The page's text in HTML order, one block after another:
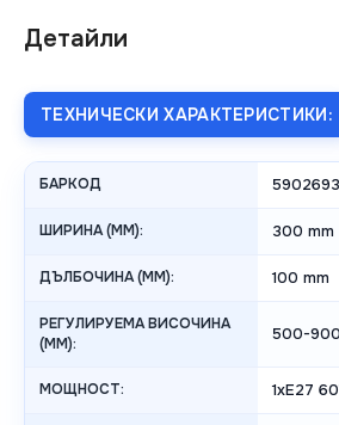
Детайли
ТЕХНИЧЕСКИ ХАРАКТЕРИСТИКИ:
БАРКОД
ШИРИНА (MM): 300 mm
ДЪЛБОЧИНА (MM): 100 mm
РЕГУЛИРУЕМА ВИСОЧИНА
(MM):
500-
МОЩНОСТ: 1xE27